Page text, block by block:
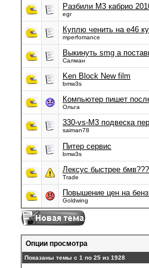
Разбили М3 кабрио
egr
Куплю ченить на е46
mperfomance
Выкинуть smg а
Салман
Ken Block New film
bmw3s
Компьютер пишет
Ольга
330-vs-М3 подвеска
saiman78
Питер сервис
bmw3s
Лексус быстрее
Trade
Повышение цен на
Goldwing
Опции просмотра
Показаны темы с 1 по 25 из 1928